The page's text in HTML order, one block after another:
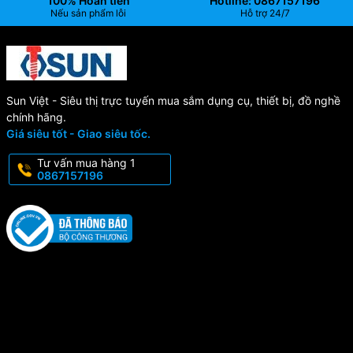
Lực ép lớn trên đơn vị diện tích tiếp xúc
Vận hành ổn định trên hành trình ép-dập khuôn
Tiết kiệm không gian lòng khuôn mà vẫn đảm bảo vận hành
Tuổi thọ cao, hoạt động ổn định, hiệu suất cao.
Ứng dụng:
Khuôn dập liên hoàn (Progressive Die) đòi hỏi tốc độ cao.
Khuôn dập vuốt sâu (Drawing Die) cần lực chặn phôi (Blank
Holder) lớn và đều.
Hệ thống máy ép thủy lực, máy dập tốc độ cao.
Nếu sản phẩm lỗi Hỗ trợ 24/7
Sun Việt - Siêu thị trực tuyến mua sắm dụng cụ, thiết bị, đồ nghề
chính hãng.
Giá siêu tốt - Giao siêu tốc.
Tư vấn mua hàng 1
0867157196